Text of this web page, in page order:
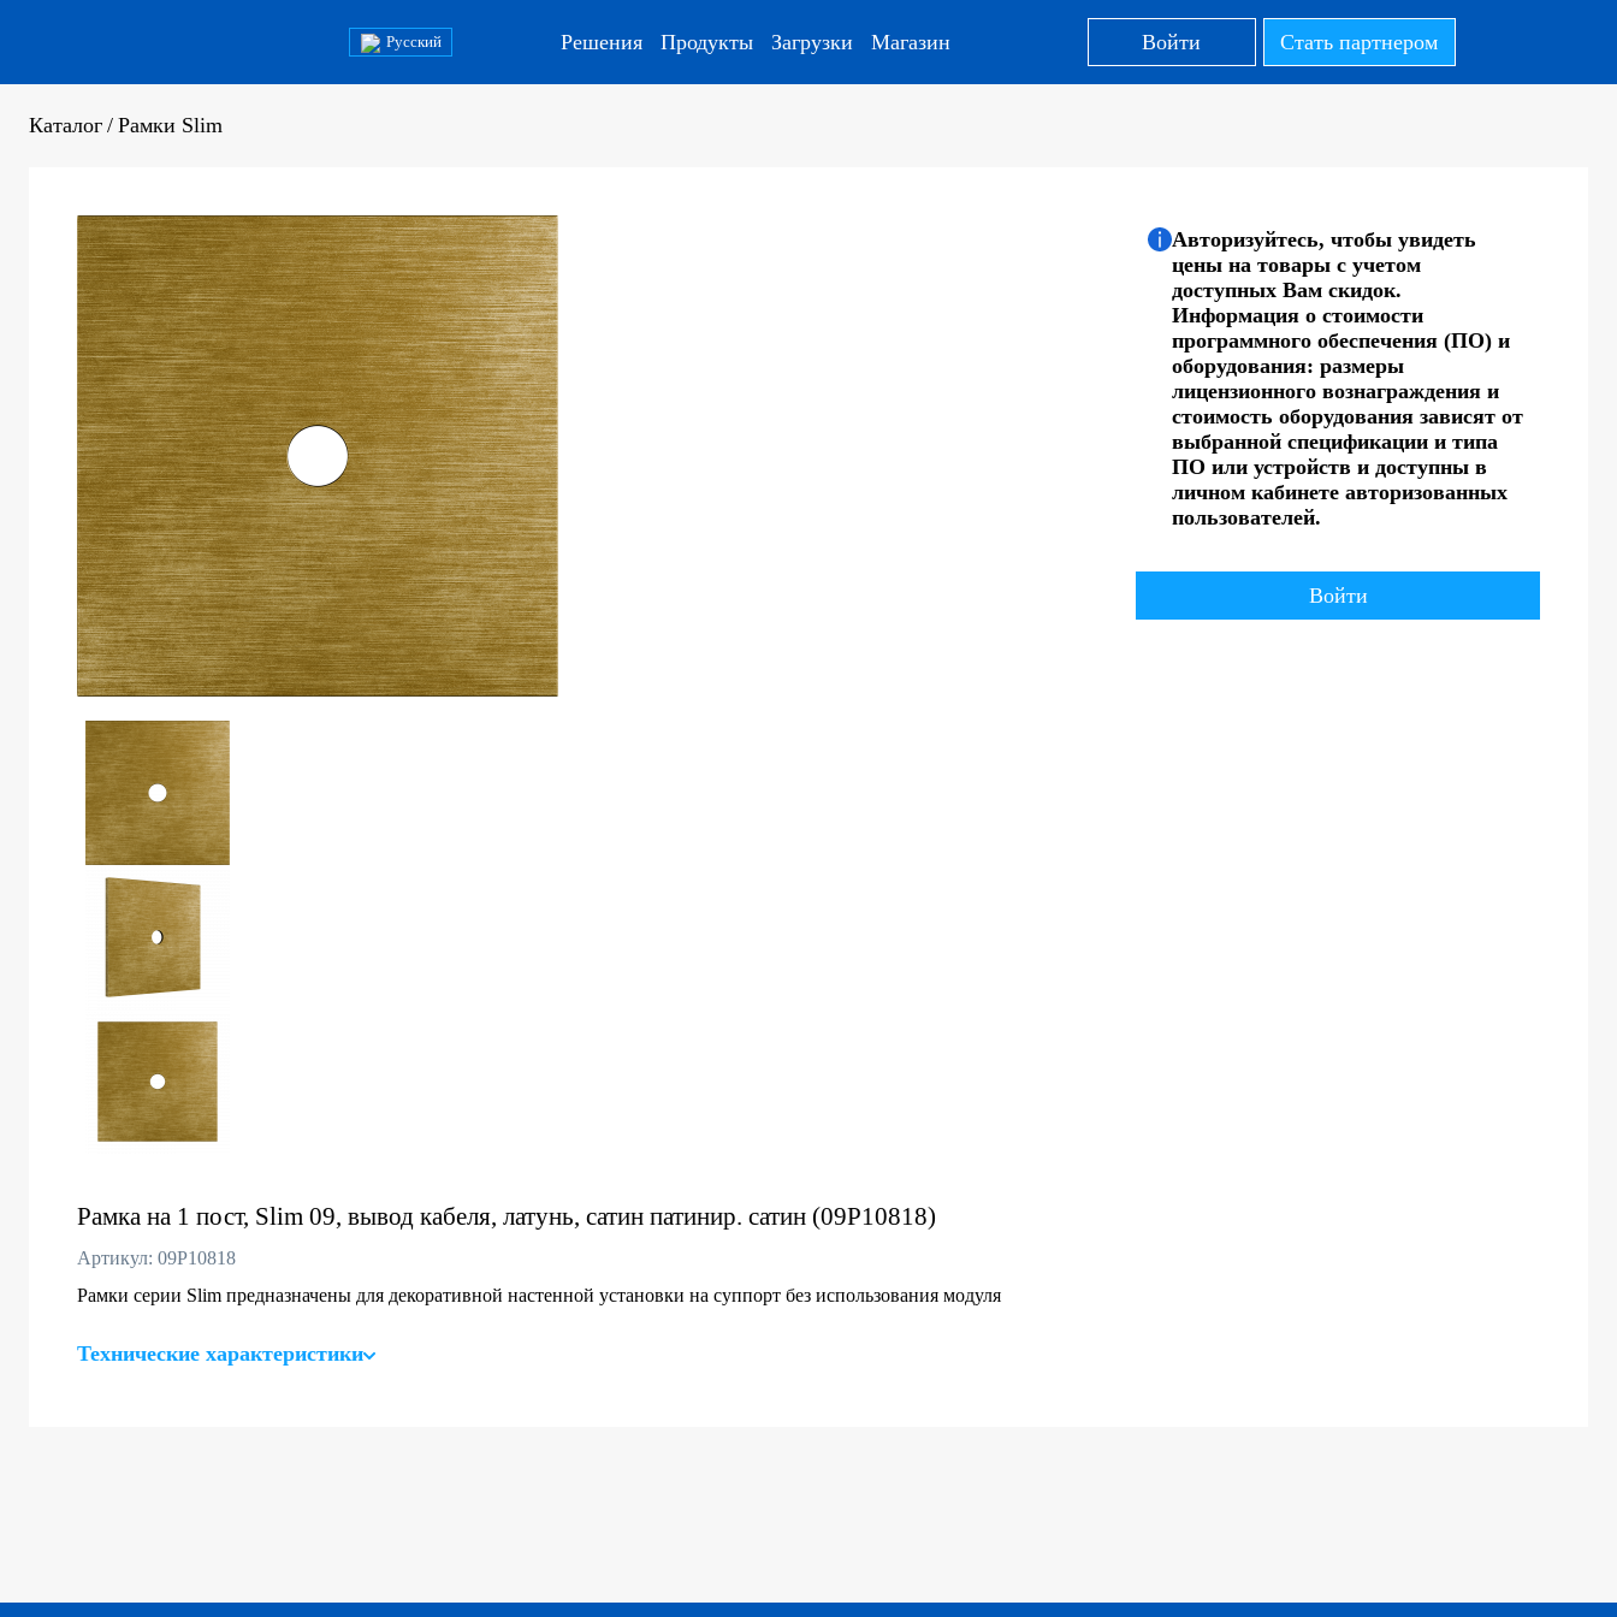
Русский Решения Продукты Загрузки Магазин Войти Стать партнером
Каталог / Рамки Slim
Рамка на 1 пост, Slim 09, вывод кабеля, латунь, сатин патинир. сатин (09P10818)
Артикул: 09P10818
Рамки серии Slim предназначены для декоративной настенной установки на суппорт без использования модуля
Технические характеристики
Авторизуйтесь, чтобы увидеть
цены на товары с учетом
доступных Вам скидок.
Информация о стоимости
программного обеспечения (ПО) и
оборудования: размеры
лицензионного вознаграждения и
стоимость оборудования зависят от
выбранной спецификации и типа
ПО или устройств и доступны в
личном кабинете авторизованных
пользователей.
Войти